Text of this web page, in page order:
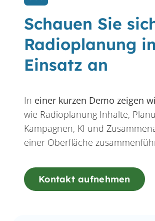
Schauen Sie
Radioplanung
Einsatz an
In einer kurzen Demo zeigen
wie Radioplanung Inhalte,
Kampagnen, KI und
einer Oberfläche
Kontakt aufnehmen